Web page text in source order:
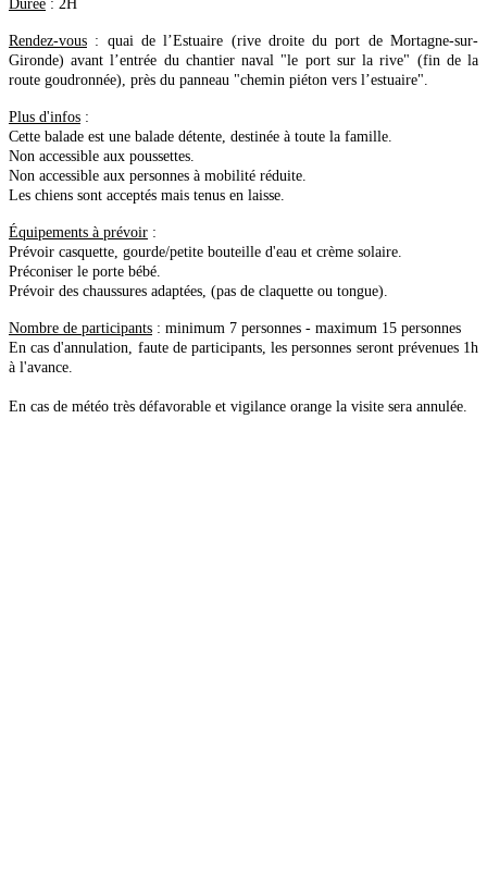
Durée : 2H
Rendez-vous : quai de l’Estuaire (rive droite du port de Mortagne-sur-
Gironde) avant l’entrée du chantier naval "le port sur la rive" (fin de la
route goudronnée), près du panneau "chemin piéton vers l’estuaire".
Plus d'infos :
Cette balade est une balade détente, destinée à toute la famille.
Non accessible aux poussettes.
Non accessible aux personnes à mobilité réduite.
Les chiens sont acceptés mais tenus en laisse.
Équipements à prévoir :
Prévoir casquette, gourde/petite bouteille d'eau et crème solaire.
Préconiser le porte bébé.
Prévoir des chaussures adaptées, (pas de claquette ou tongue).
Nombre de participants : minimum 7 personnes - maximum 15 personnes
En cas d'annulation, faute de participants, les personnes seront prévenues 1h
à l'avance.
En cas de météo très défavorable et vigilance orange la visite sera annulée.